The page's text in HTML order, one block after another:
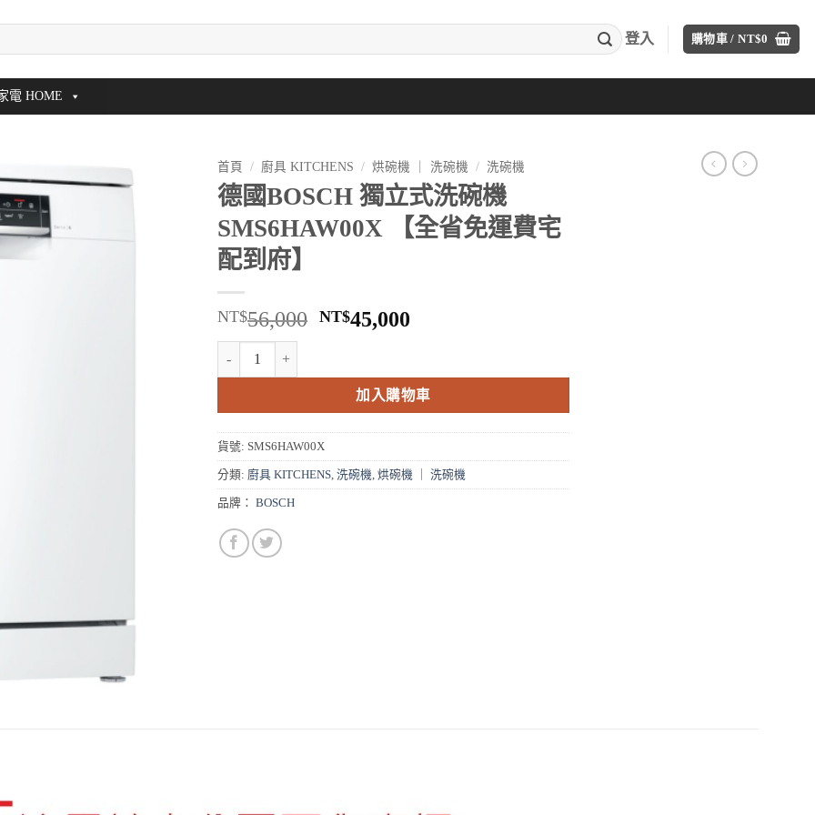
登入 購物車 /NT$0
電 HOME
首頁 / 廚具 KITCHENS / 烘碗機 ｜ 洗碗機 / 洗碗機
德國BOSCH 獨立式洗碗機
SMS6HAW00X 【全省免運費宅
配到府】
NT$56,000 原
格：
NT$56,000。
NT$45,000
格：
NT$45,000。
加入購物車
貨號: SMS6HAW00X
分類: 廚具 KITCHENS 洗碗機 烘碗機 ｜ 洗碗機
品牌： BOSCH